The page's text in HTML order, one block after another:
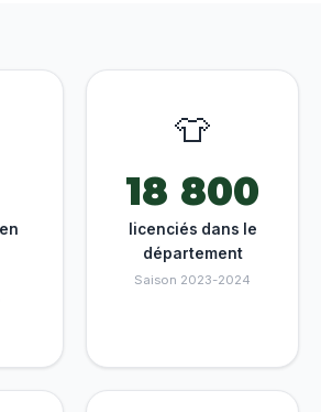
👕
18 800
licenciés dans le
département
Saison 2023-2024